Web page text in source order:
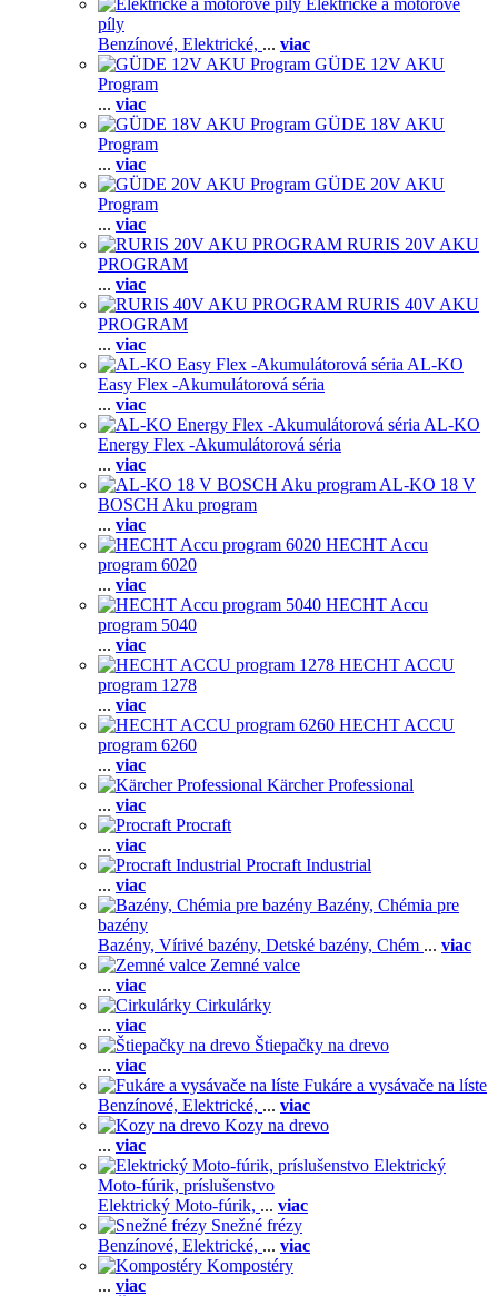
Elektrické a motorové
píly
Benzínové, Elektrické, ... viac
GÜDE 12V AKU
Program
... viac
GÜDE 18V AKU
Program
... viac
GÜDE 20V AKU
Program
... viac
RURIS 20V AKU
PROGRAM
... viac
RURIS 40V AKU
PROGRAM
... viac
AL-KO
Easy Flex -Akumulátorová séria
... viac
AL-KO
Energy Flex -Akumulátorová séria
... viac
AL-KO 18 V
BOSCH Aku program
... viac
HECHT Accu
program 6020
... viac
HECHT Accu
program 5040
... viac
HECHT ACCU
program 1278
... viac
HECHT ACCU
program 6260
... viac
Kärcher Professional
... viac
Procraft
... viac
Procraft Industrial
... viac
Bazény, Chémia pre
bazény
Bazény, Vírivé bazény, Detské bazény, Chém ... viac
Zemné valce
... viac
Cirkulárky
... viac
Štiepačky na drevo
... viac
Fukáre a vysávače na líste
Benzínové, Elektrické, ... viac
Kozy na drevo
... viac
Elektrický
Moto-fúrik, príslušenstvo
Elektrický Moto-fúrik, ... viac
Snežné frézy
Benzínové, Elektrické, ... viac
Kompostéry
... viac